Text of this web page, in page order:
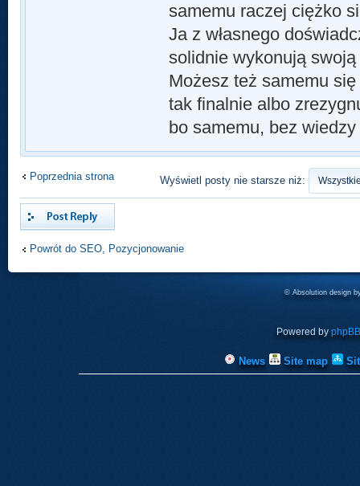
samemu raczej ciężko
Ja z własnego
solidnie wykonują
Możesz też samemu
tak finalnie albo
bo samemu, bez
Poprzednia strona Wyświetl posty nie starsze niż:
Odpowiedz
Powrót do SEO, Pozycjonowanie
© Absolution design
Powered by phpBB
News Site map